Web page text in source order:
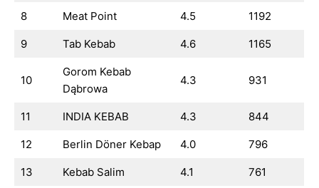
8 Meat Point 4.5 1192
9 Tab Kebab 4.6 1165
10
Gorom Kebab
Dąbrowa
4.3 931
11 INDIA KEBAB 4.3 844
12 Berlin Döner Kebap 4.0 796
13 Kebab Salim 4.1 761